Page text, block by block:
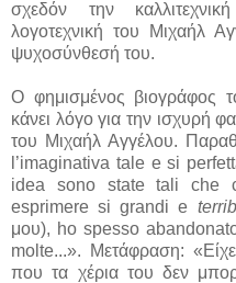
σχεδόν την
λογοτεχνική του Μιχαήλ
ψυχοσύνθεσή του.
Ο φημισμένος βιογράφος
κάνει λόγο για την ισχυρή
του Μιχαήλ Αγγέλου.
l’imaginativa tale e si
idea sono state tali che
esprimere si grandi e
μου), ho spesso
molte...». Μετάφραση:
που τα χέρια του δεν